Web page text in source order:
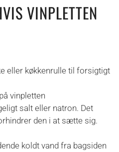
VINPLETTEN
eller køkkenrulle til forsigtigt
vinpletten
salt eller natron. Det
den i at sætte sig.
koldt vand fra bagsiden